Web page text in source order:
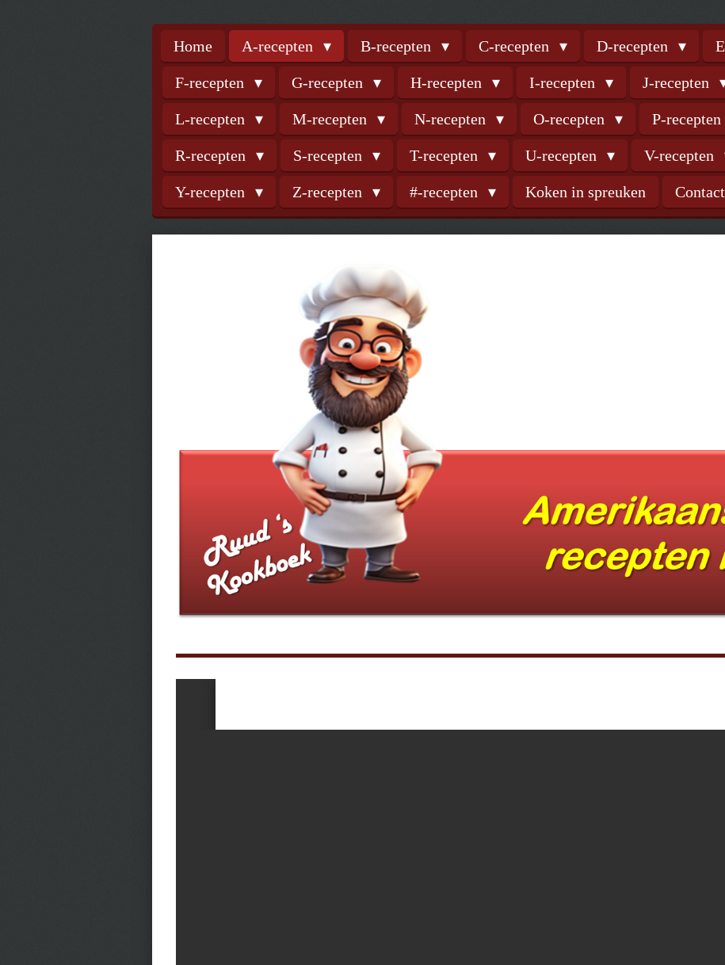
Home A-recepten B-recepten C-recepten D-recepten
F-recepten G-recepten H-recepten I-recepten J-recepten
L-recepten M-recepten N-recepten O-recepten P-recepten
R-recepten S-recepten T-recepten U-recepten V-recepten
Y-recepten Z-recepten #-recepten Koken in spreuken Contact